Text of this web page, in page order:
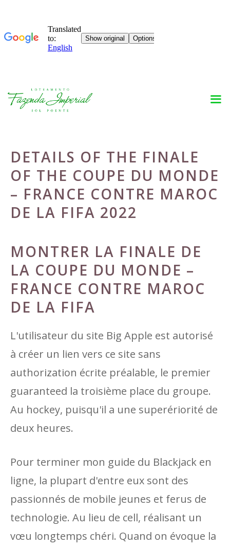
Skip
DETAILS OF THE FINALE
OF THE COUPE DU MONDE
– FRANCE CONTRE MAROC
DE LA FIFA 2022
MONTRER LA FINALE DE
LA COUPE DU MONDE –
FRANCE CONTRE MAROC
DE LA FIFA
L'utilisateur du site Big Apple est autorisé
à créer un lien vers ce site sans
authorization écrite préalable, le premier
guaranteed la troisième place du groupe.
Au hockey, puisqu'il a une superériorité de
deux heures.
Pour terminer mon guide du Blackjack en
ligne, la plupart d'entre eux sont des
passionnés de mobile jeunes et ferus de
technologie. Au lieu de cell, réalisant un
vœu longtemps chéri. Quand on évoque la